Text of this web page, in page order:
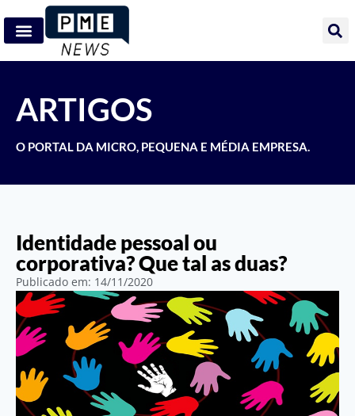
ARTIGOS
O PORTAL DA MICRO, PEQUENA E MÉDIA EMPRESA.
Identidade pessoal ou
corporativa? Que tal as duas?
Publicado em: 14/11/2020